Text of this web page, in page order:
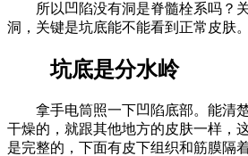
所以凹陷没有洞是脊髓栓系吗？关
洞，关键是坑底能不能看到正常皮肤。
坑底是分水岭
拿手电筒照一下凹陷底部。能清楚
干燥的，就跟其他地方的皮肤一样，
是完整的，下面有皮下组织和筋膜隔